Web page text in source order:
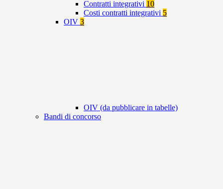
Contratti integrativi 10
Costi contratti integrativi 5
OIV 3
OIV (da pubblicare in tabelle)
Bandi di concorso